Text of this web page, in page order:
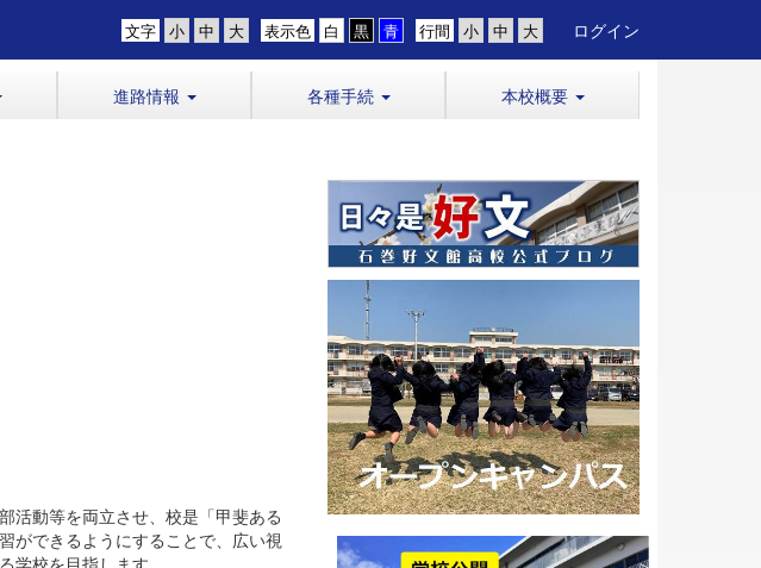
行間
表示色
文字 ログイン
進路情報 各種手続 本校概要
活動等を両立させ、校是「甲斐ある
ができるようにすることで、広い視
校を目指します。